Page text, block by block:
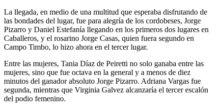
La llegada, en medio de una multitud que esperaba disfrutando de
las bondades del lugar, fue para alegría de los cordobeses, Jorge
Pizarro y Daniel Estefanía llegando en los primeros dos lugares en
Caballeros, y el rosarino Jorge Casas, quien fuera segundo en
Campo Timbo, lo hizo ahora en el tercer lugar.
Entre las mujeres, Tania Díaz de Peiretti no solo ganaba entre las
mujeres, sino que fue octava en la general y a menos de diez
minutos del ganador absoluto Jorge Pizarro. Adriana Vargas fue
segunda, mientras que Virginia Galvez alcanzaría el tercer escalón
del podio femenino.